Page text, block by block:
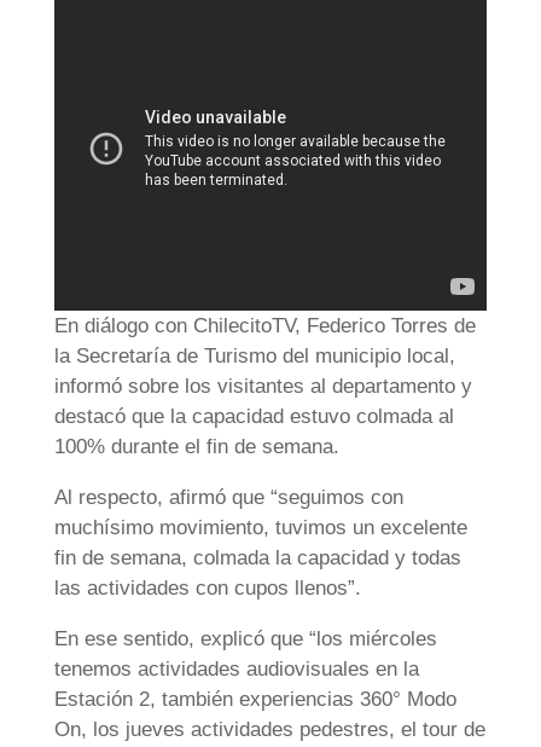
En diálogo con ChilecitoTV, Federico Torres de
la Secretaría de Turismo del municipio local,
informó sobre los visitantes al departamento y
destacó que la capacidad estuvo colmada al
100% durante el fin de semana.
Al respecto, afirmó que “seguimos con
muchísimo movimiento, tuvimos un excelente
fin de semana, colmada la capacidad y todas
las actividades con cupos llenos”.
En ese sentido, explicó que “los miércoles
tenemos actividades audiovisuales en la
Estación 2, también experiencias 360° Modo
On, los jueves actividades pedestres, el tour de